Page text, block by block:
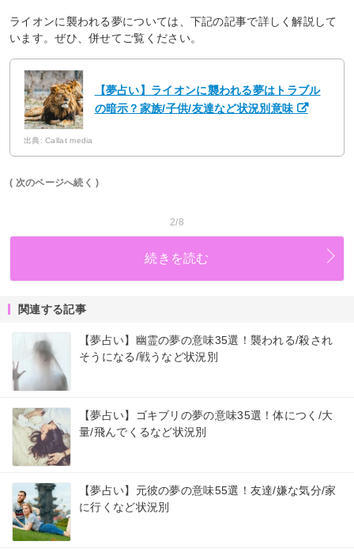
ライオンに襲われる夢については、下記の記事で詳しく解説して
います。ぜひ、併せてご覧ください。
【夢占い】ライオンに襲われる夢はトラブル
の暗示？家族/子供/友達など状況別意味
出典: Callat media
( 次のページへ続く )
2/8
続きを読む
関連する記事
【夢占い】幽霊の夢の意味35選！襲われる/殺され
そうになる/戦うなど状況別
【夢占い】ゴキブリの夢の意味35選！体につく/大
量/飛んでくるなど状況別
【夢占い】元彼の夢の意味55選！友達/嫌な気分/家
に行くなど状況別